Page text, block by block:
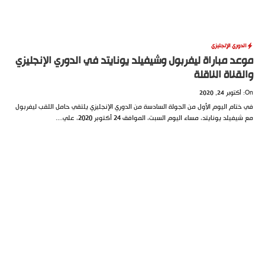
الدوري الإنجليزي
موعد مباراة ليفربول وشيفيلد يونايتد في الدوري الإنجليزي
والقناة الناقلة
On: أكتوبر 24, 2020
في ختام اليوم الأول من الجولة السادسة من الدوري الإنجليزي يلتقي حامل اللقب ليفربول
مع شيفيلد يونايتد، مساء اليوم السبت، الموافق 24 أكتوبر 2020، علي....